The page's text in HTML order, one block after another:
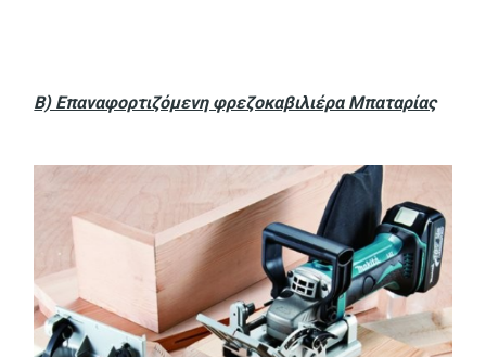
Β) Επαναφορτιζόμενη φρεζοκαβιλιέρα Μπαταρίας